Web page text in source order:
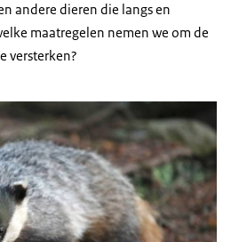
andere dieren die langs en
maatregelen nemen we om de
versterken?